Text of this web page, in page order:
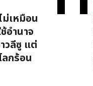
ม่เหมือน
อำนาจ
วลีซู แต่
ลกร้อน